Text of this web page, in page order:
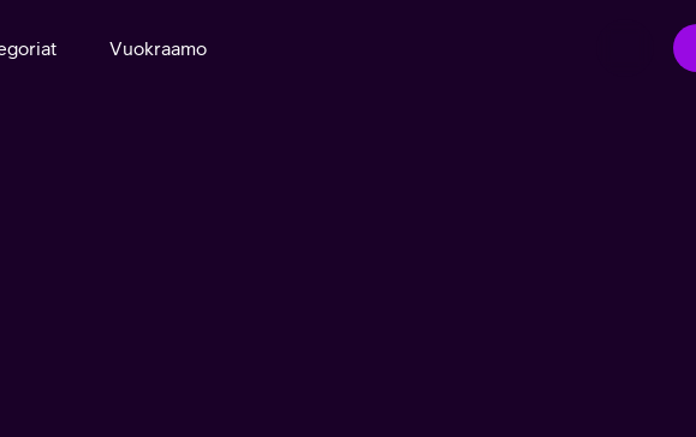
Vuokraamo